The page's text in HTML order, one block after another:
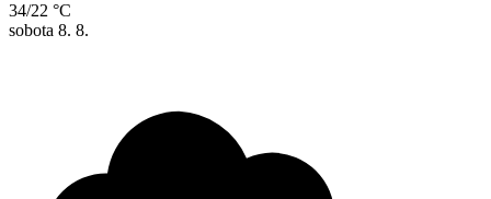
34/22 °C
sobota 8. 8.